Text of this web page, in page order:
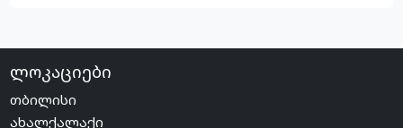
ლოკაციები
თბილისი
ახალქალაქი